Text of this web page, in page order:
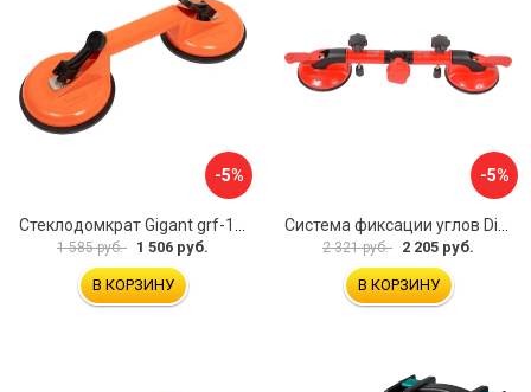
-5%
1 585 руб. 1 506 руб.
В КОРЗИНУ
-5%
2 321 руб. 2 205 руб.
В КОРЗИНУ